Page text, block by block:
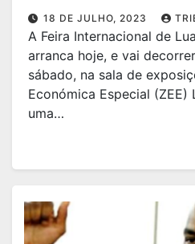
18 DE JULHO, 2023
A Feira Internacional de
arranca hoje, e vai
sábado, na sala de
Económica Especial (ZEE)
uma…